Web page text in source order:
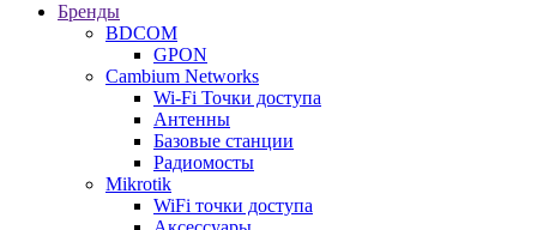
Бренды
BDCOM
GPON
Cambium Networks
Wi-Fi Точки доступа
Антенны
Базовые станции
Радиомосты
Mikrotik
WiFi точки доступа